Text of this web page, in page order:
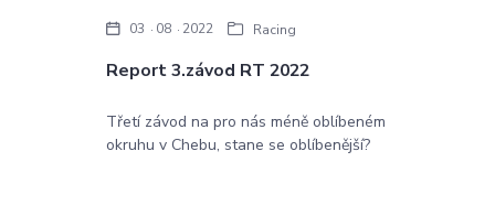
Report 3.závod RT 2022
03 08 2022 Racing
Třetí závod na pro nás méně oblíbeném
okruhu v Chebu, stane se oblíbenější?